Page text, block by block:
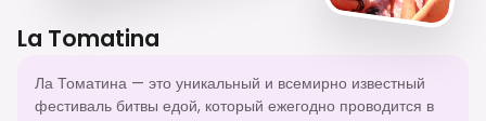
La Tomatina
Ла Томатина — это уникальный и всемирно известный
фестиваль битвы едой, который ежегодно проводится в